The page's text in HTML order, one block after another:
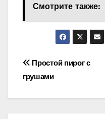
Смотрите также:
Навигация
по
Простой пирог с
грушами